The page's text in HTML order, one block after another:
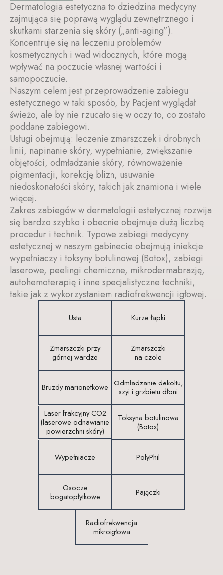
Dermatologia estetyczna to dziedzina medycyny
zajmująca się poprawą wyglądu zewnętrznego i
skutkami starzenia się skóry („anti-aging”).
Koncentruje się na leczeniu problemów
kosmetycznych i wad widocznych, które mogą
wpływać na poczucie własnej wartości i
samopoczucie.
Naszym celem jest przeprowadzenie zabiegu
estetycznego w taki sposób, by Pacjent wyglądał
świeżo, ale by nie rzucało się w oczy to, co zostało
poddane zabiegowi.
Usługi obejmują: leczenie zmarszczek i drobnych
linii, napinanie skóry, wypełnianie, zwiększanie
objętości, odmładzanie skóry, równoważenie
pigmentacji, korekcję blizn, usuwanie
niedoskonałości skóry, takich jak znamiona i wiele
więcej.
Zakres zabiegów w dermatologii estetycznej rozwija
się bardzo szybko i obecnie obejmuje dużą liczbę
procedur i technik. Typowe zabiegi medycyny
estetycznej w naszym gabinecie obejmują iniekcje
wypełniaczy i toksyny botulinowej (Botox), zabiegi
laserowe, peelingi chemiczne, mikrodermabrazję,
autohemoterapię i inne specjalistyczne techniki,
takie jak z wykorzystaniem radiofrekwencji igłowej.
Usta Kurze łapki
Zmarszczki przy
górnej wardze
Zmarszczki
na czole
Bruzdy marionetkowe
Odmładzanie dekoltu,
szyi i grzbietu dłoni
Laser frakcyjny CO2
(laserowe odnawianie
powierzchni skóry)
Toksyna botulinowa
(Botox)
Wypełniacze PolyPhil
Osocze
bogatopłytkowe
Pajączki
Radiofrekwencja
mikroigłowa